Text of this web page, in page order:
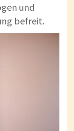
und
befreit.